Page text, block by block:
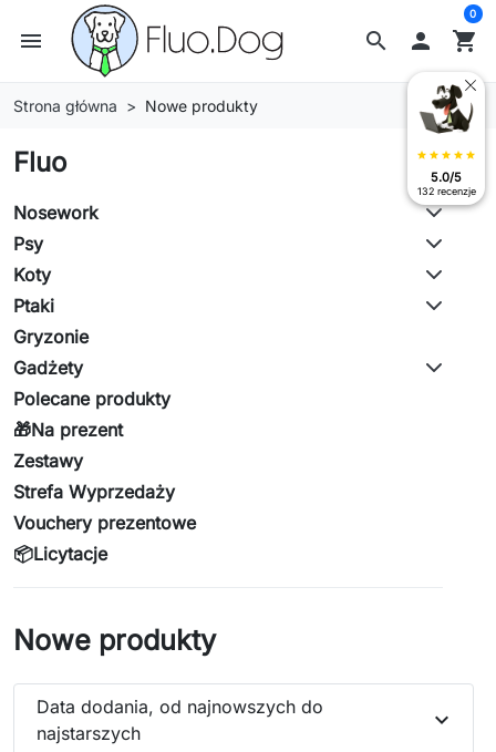
search
menu  shopping_cart
0
Strona główna Nowe produkty
Fluo
Nosework
Psy
Koty
Ptaki
Gryzonie
Gadżety
Polecane produkty
🎁Na prezent
Zestawy
Strefa Wyprzedaży
Vouchery prezentowe
📦Licytacje
Nowe produkty
Data dodania, od najnowszych do
najstarszych
expand_more
star star star star star
5.0/5
132 recenzje